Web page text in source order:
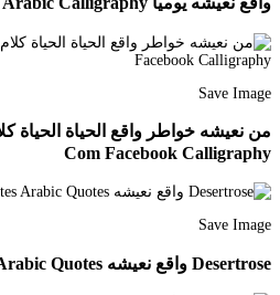
Save Image
Com Facebook Calligraphy
Save Image
Desertrose واقع نعيشه Spoken Arabic Quotes Arabic Quotes